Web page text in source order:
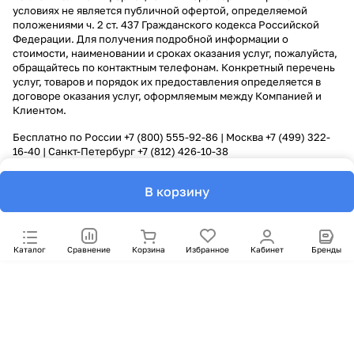
В корзину
Каталог Сравнение Корзина Избранное Кабинет Бренды
условиях не является публичной офертой, определяемой
положениями ч. 2 ст. 437 Гражданского кодекса Российской
Федерации. Для получения подробной информации о
стоимости, наименовании и сроках оказания услуг, пожалуйста,
обращайтесь по контактным телефонам. Конкретный перечень
услуг, товаров и порядок их предоставления определяется в
договоре оказания услуг, оформляемым между Компанией и
Клиентом.
Бесплатно по России +7 (800) 555-92-86 | Москва+7 (499) 322-
16-40 | Санкт-Петербург+7 (812) 426-10-38